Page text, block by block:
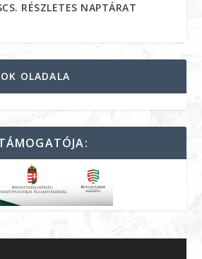
RÉSZLETES NAPTÁRAT
OLADALA